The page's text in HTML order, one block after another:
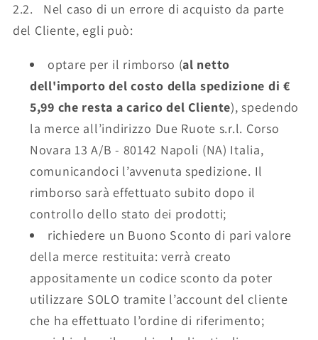
2.2. Nel caso di un errore di acquisto da parte
del Cliente, egli può:
optare per il rimborso (al netto
dell'importo del costo della spedizione di €
5,99 che resta a carico del Cliente), spedendo
la merce all’indirizzo Due Ruote s.r.l. Corso
Novara 13 A/B - 80142 Napoli (NA) Italia,
comunicandoci l’avvenuta spedizione. Il
rimborso sarà effettuato subito dopo il
controllo dello stato dei prodotti;
richiedere un Buono Sconto di pari valore
della merce restituita: verrà creato
appositamente un codice sconto da poter
utilizzare SOLO tramite l’account del cliente
che ha effettuato l’ordine di riferimento;